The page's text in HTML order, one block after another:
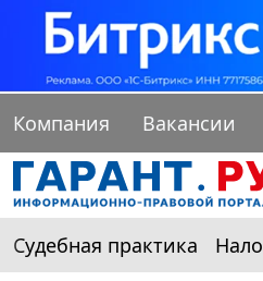
Компания Вакансии
Судебная практика